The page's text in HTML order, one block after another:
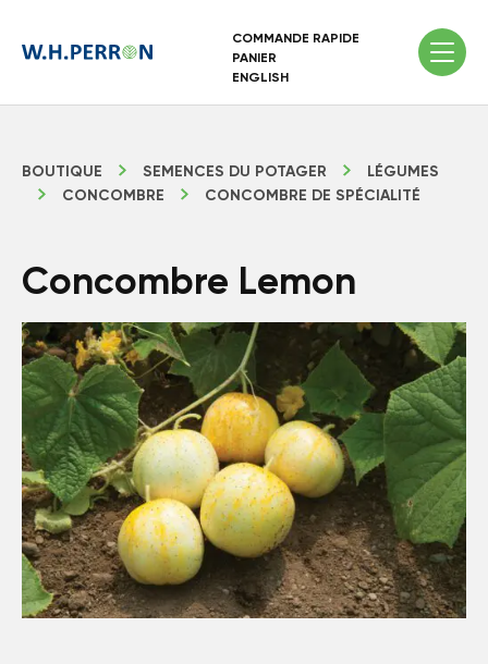
COMMANDE RAPIDE
PANIER
ENGLISH
BOUTIQUE SEMENCES DU POTAGER
LÉGUMES
CONCOMBRE
CONCOMBRE DE SPÉCIALITÉ
Concombre Lemon